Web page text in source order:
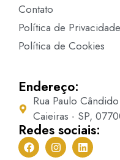
Quem Somos
Produtos
Contato
Política de Cookies
Endereço:
Rua Paulo Cândido
Caieiras - SP,